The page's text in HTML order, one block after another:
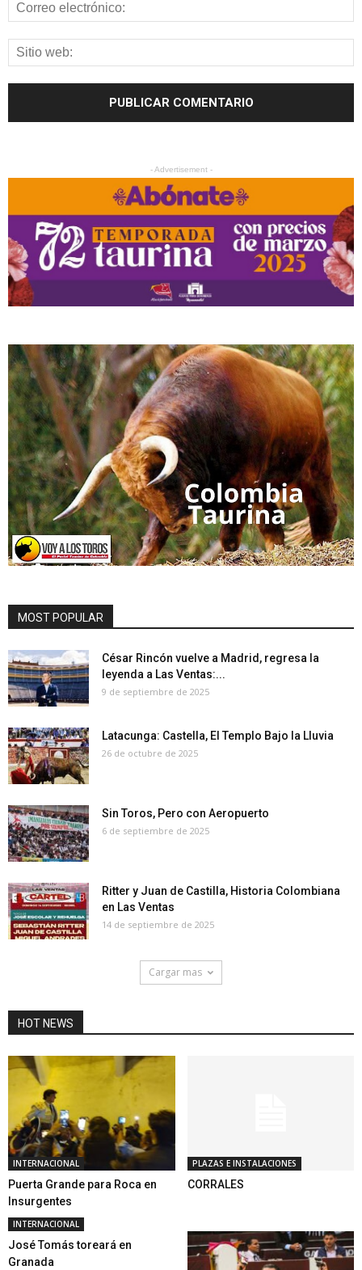
- Advertisement -
MOST POPULAR
César Rincón vuelve a Madrid, regresa la
leyenda a Las Ventas:...
9 de septiembre de 2025
Latacunga: Castella, El Templo Bajo la Lluvia
26 de octubre de 2025
Sin Toros, Pero con Aeropuerto
6 de septiembre de 2025
Ritter y Juan de Castilla, Historia Colombiana
en Las Ventas
14 de septiembre de 2025
Cargar mas
HOT NEWS
INTERNACIONAL
Puerta Grande para Roca en
Insurgentes
PLAZAS E INSTALACIONES
CORRALES
INTERNACIONAL
José Tomás toreará en
Granada